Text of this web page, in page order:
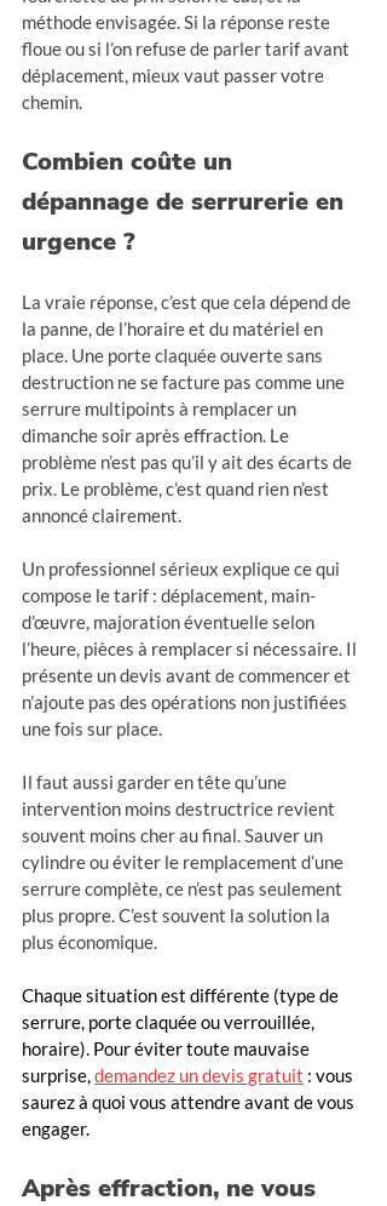
méthode envisagée. Si la réponse reste
floue ou si l’on refuse de parler tarif avant
déplacement, mieux vaut passer votre
chemin.
Combien coûte un
dépannage de serrurerie en
urgence ?
La vraie réponse, c’est que cela dépend de
la panne, de l’horaire et du matériel en
place. Une porte claquée ouverte sans
destruction ne se facture pas comme une
serrure multipoints à remplacer un
dimanche soir après effraction. Le
problème n’est pas qu’il y ait des écarts de
prix. Le problème, c’est quand rien n’est
annoncé clairement.
Un professionnel sérieux explique ce qui
compose le tarif : déplacement, main-
d’œuvre, majoration éventuelle selon
l’heure, pièces à remplacer si nécessaire. Il
présente un devis avant de commencer et
n’ajoute pas des opérations non justifiées
une fois sur place.
Il faut aussi garder en tête qu’une
intervention moins destructrice revient
souvent moins cher au final. Sauver un
cylindre ou éviter le remplacement d’une
serrure complète, ce n’est pas seulement
plus propre. C’est souvent la solution la
plus économique.
Chaque situation est différente (type de
serrure, porte claquée ou verrouillée,
horaire). Pour éviter toute mauvaise
surprise, demandez un devis gratuit : vous
saurez à quoi vous attendre avant de vous
engager.
Après effraction, ne vous